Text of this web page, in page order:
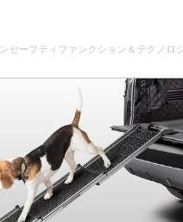
セーフティ ファンクション＆テクノロ